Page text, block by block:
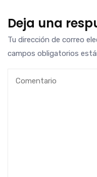
Deja una
Tu dirección de correo
campos obligatorios